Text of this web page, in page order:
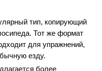
тип, копирующий
Тот же формат
для упражнений,
езду.
более